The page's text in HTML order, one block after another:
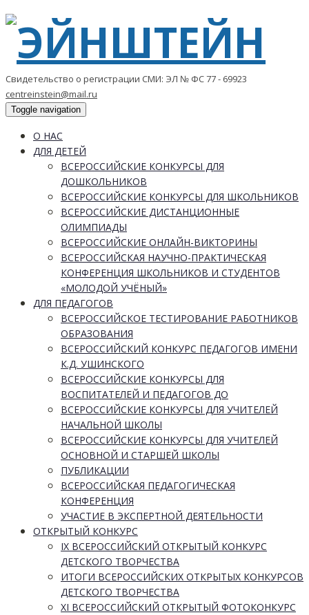
Свидетельство о регистрации СМИ: ЭЛ № ФС 77 - 69923
centreinstein@mail.ru
Toggle navigation
О НАС
ДЛЯ ДЕТЕЙ
ВСЕРОССИЙСКИЕ КОНКУРСЫ ДЛЯ
ДОШКОЛЬНИКОВ
ВСЕРОССИЙСКИЕ КОНКУРСЫ ДЛЯ ШКОЛЬНИКОВ
ВСЕРОССИЙСКИЕ ДИСТАНЦИОННЫЕ
ОЛИМПИАДЫ
ВСЕРОССИЙСКИЕ ОНЛАЙН-ВИКТОРИНЫ
ВСЕРОССИЙСКАЯ НАУЧНО-ПРАКТИЧЕСКАЯ
КОНФЕРЕНЦИЯ ШКОЛЬНИКОВ И СТУДЕНТОВ
«МОЛОДОЙ УЧЁНЫЙ»
ДЛЯ ПЕДАГОГОВ
ВСЕРОССИЙСКОЕ ТЕСТИРОВАНИЕ РАБОТНИКОВ
ОБРАЗОВАНИЯ
ВСЕРОССИЙСКИЙ КОНКУРС ПЕДАГОГОВ ИМЕНИ
К.Д. УШИНСКОГО
ВСЕРОССИЙСКИЕ КОНКУРСЫ ДЛЯ
ВОСПИТАТЕЛЕЙ И ПЕДАГОГОВ ДО
ВСЕРОССИЙСКИЕ КОНКУРСЫ ДЛЯ УЧИТЕЛЕЙ
НАЧАЛЬНОЙ ШКОЛЫ
ВСЕРОССИЙСКИЕ КОНКУРСЫ ДЛЯ УЧИТЕЛЕЙ
ОСНОВНОЙ И СТАРШЕЙ ШКОЛЫ
ПУБЛИКАЦИИ
ВСЕРОССИЙСКАЯ ПЕДАГОГИЧЕСКАЯ
КОНФЕРЕНЦИЯ
УЧАСТИЕ В ЭКСПЕРТНОЙ ДЕЯТЕЛЬНОСТИ
ОТКРЫТЫЙ КОНКУРС
IX ВСЕРОССИЙСКИЙ ОТКРЫТЫЙ КОНКУРС
ДЕТСКОГО ТВОРЧЕСТВА
ИТОГИ ВСЕРОССИЙСКИХ ОТКРЫТЫХ КОНКУРСОВ
ДЕТСКОГО ТВОРЧЕСТВА
XI ВСЕРОССИЙСКИЙ ОТКРЫТЫЙ ФОТОКОНКУРС